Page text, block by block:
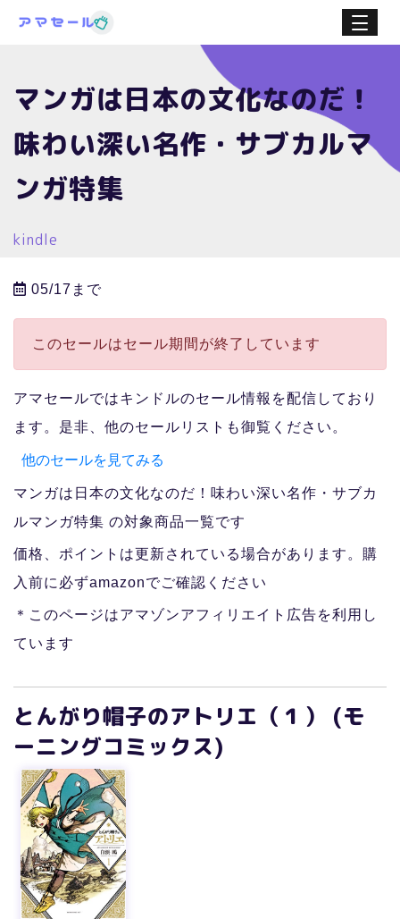
マンガは日本の文化なのだ！
味わい深い名作・サブカルマ
ンガ特集
kindle
05/17まで
このセールはセール期間が終了しています
アマセールではキンドルのセール情報を配信しており
ます。是非、他のセールリストも御覧ください。
他のセールを見てみる
マンガは日本の文化なのだ！味わい深い名作・サブカ
ルマンガ特集 の対象商品一覧です
価格、ポイントは更新されている場合があります。購
入前に必ずamazonでご確認ください
＊このページはアマゾンアフィリエイト広告を利用し
ています
とんがり帽子のアトリエ（１） (モ
ーニングコミックス)